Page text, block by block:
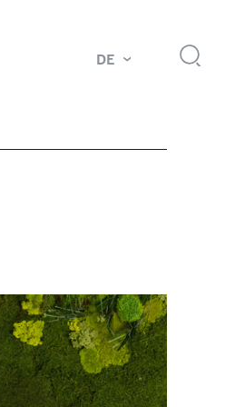
Kernmärkte
DE